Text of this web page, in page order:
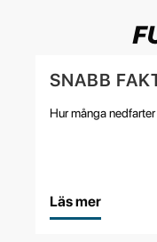
SNABB
Hur många
Läs mer